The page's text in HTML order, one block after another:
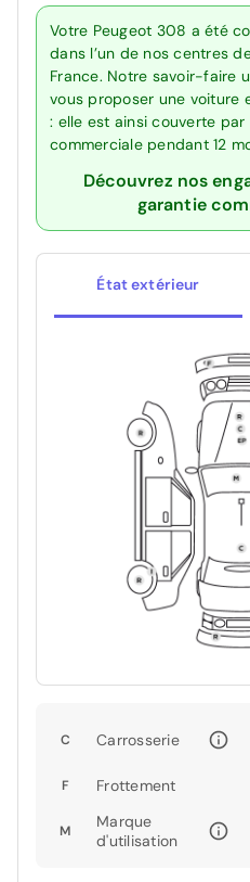
Votre Peugeot 308 a été
dans l’un de nos centres
France. Notre savoir-faire
vous proposer une voiture
: elle est ainsi couverte
commerciale pendant 12
Découvrez nos
garantie
État extérieur
C Carrosserie
F Frottement
M
Marque
d'utilisation